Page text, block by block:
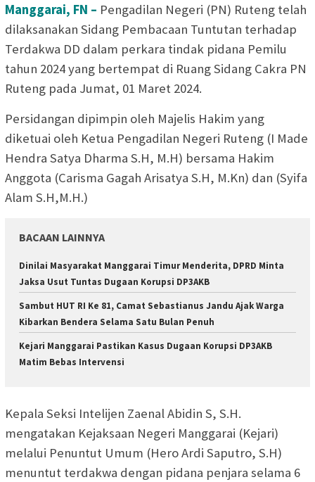
Manggarai, FN – Pengadilan Negeri (PN) Ruteng telah
dilaksanakan Sidang Pembacaan Tuntutan terhadap
Terdakwa DD dalam perkara tindak pidana Pemilu
tahun 2024 yang bertempat di Ruang Sidang Cakra PN
Ruteng pada Jumat, 01 Maret 2024.
Persidangan dipimpin oleh Majelis Hakim yang
diketuai oleh Ketua Pengadilan Negeri Ruteng (I Made
Hendra Satya Dharma S.H, M.H) bersama Hakim
Anggota (Carisma Gagah Arisatya S.H, M.Kn) dan (Syifa
Alam S.H,M.H.)
BACAAN LAINNYA
Dinilai Masyarakat Manggarai Timur Menderita, DPRD Minta
Jaksa Usut Tuntas Dugaan Korupsi DP3AKB
Sambut HUT RI Ke 81, Camat Sebastianus Jandu Ajak Warga
Kibarkan Bendera Selama Satu Bulan Penuh
Kejari Manggarai Pastikan Kasus Dugaan Korupsi DP3AKB
Matim Bebas Intervensi
Kepala Seksi Intelijen Zaenal Abidin S, S.H.
mengatakan Kejaksaan Negeri Manggarai (Kejari)
melalui Penuntut Umum (Hero Ardi Saputro, S.H)
menuntut terdakwa dengan pidana penjara selama 6